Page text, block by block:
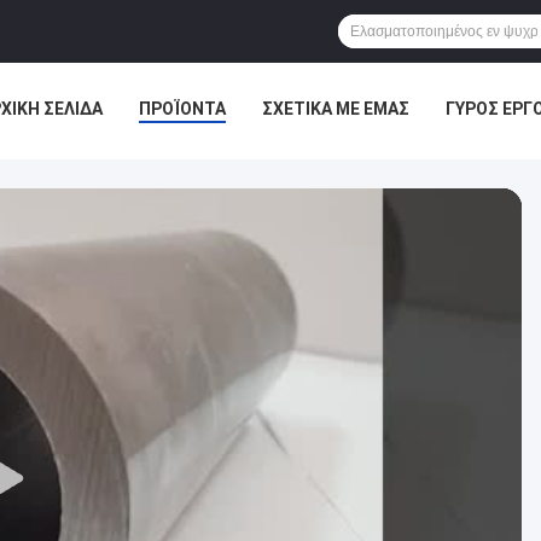
ΣΕΛΊΔΑ ΠΡΟΪΌΝΤΑ ΣΧΕΤΙΚΆ ΜΕ ΕΜΆΣ ΓΎΡΟΣ